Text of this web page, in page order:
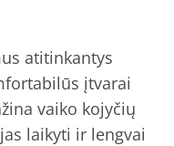
atitinkantys
įtvarai
vaiko kojyčių
laikyti ir lengvai